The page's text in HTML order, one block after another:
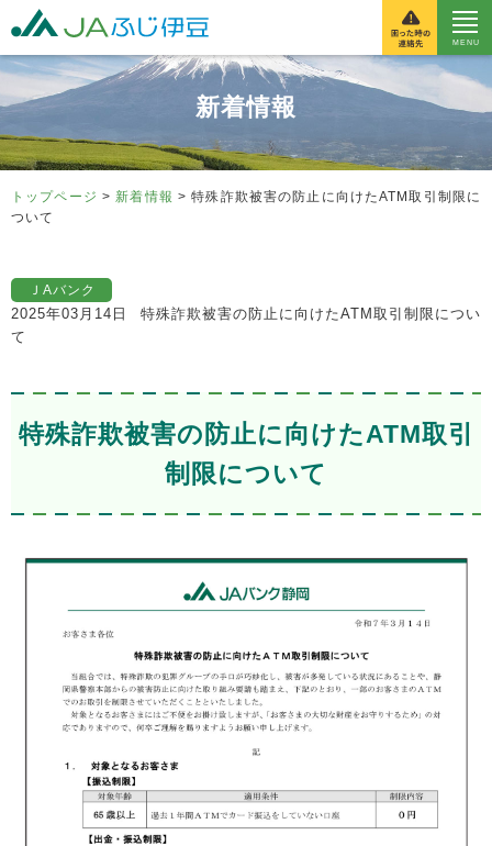
富士伊豆農業協同
新着情報
トップページ > 新着情報 > 特殊詐欺被害の防止に向けたATM取引制限に
ついて
ＪAバンク
2025年03月14日
特殊詐欺被害の防止に向けたATM取引制限につい
て
特殊詐欺被害の防止に向けたATM取引
制限について